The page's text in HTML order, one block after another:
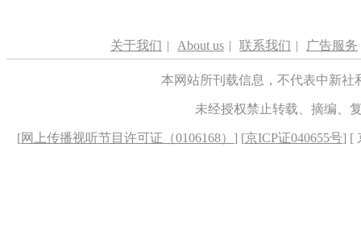
关于我们 | About us | 联系我们 | 广告服务
本网站所刊载信息，不代表中新
未经授权禁止转载、摘编、
[网上传播视听节目许可证（0106168） ] [京ICP证040655号] [